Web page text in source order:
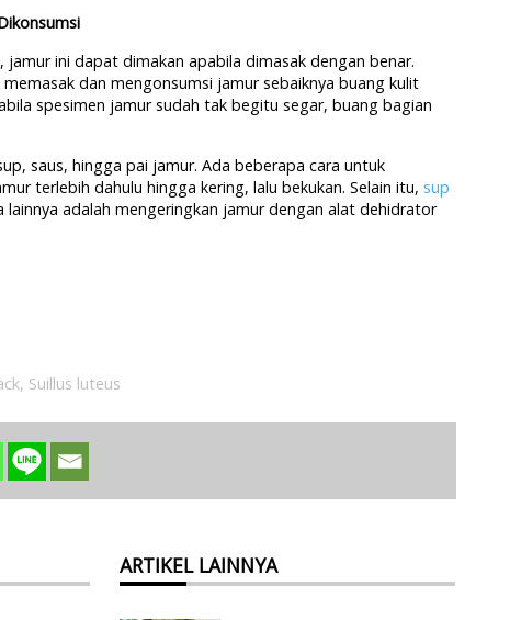
ini dapat dimakan apabila dimasak dengan benar.
dan mengonsumsi jamur sebaiknya buang kulit
spesimen jamur sudah tak begitu segar, buang bagian
saus, hingga pai jamur. Ada beberapa cara untuk
terlebih dahulu hingga kering, lalu bekukan. Selain itu, sup
lainnya adalah mengeringkan jamur dengan alat dehidrator
, Suillus luteus
ARTIKEL LAINNYA